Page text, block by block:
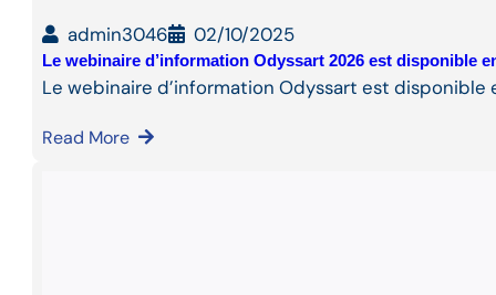
admin3046 02/10/2025
Le webinaire d’information Odyssart 2026 est disponible
Le webinaire d’information Odyssart est disponible
Read More